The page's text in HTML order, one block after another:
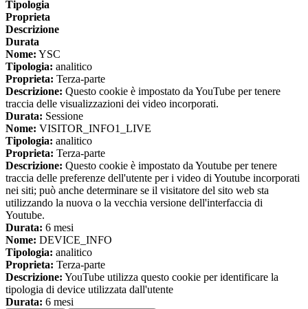
Tipologia
Proprieta
Descrizione
Durata
Nome: YSC
Tipologia: analitico
Proprieta: Terza-parte
Descrizione: Questo cookie è impostato da YouTube per tenere
traccia delle visualizzazioni dei video incorporati.
Durata: Sessione
Nome: VISITOR_INFO1_LIVE
Tipologia: analitico
Proprieta: Terza-parte
Descrizione: Questo cookie è impostato da Youtube per tenere
traccia delle preferenze dell'utente per i video di Youtube incorporati
nei siti; può anche determinare se il visitatore del sito web sta
utilizzando la nuova o la vecchia versione dell'interfaccia di
Youtube.
Durata: 6 mesi
Nome: DEVICE_INFO
Tipologia: analitico
Proprieta: Terza-parte
Descrizione: YouTube utilizza questo cookie per identificare la
tipologia di device utilizzata dall'utente
Durata: 6 mesi